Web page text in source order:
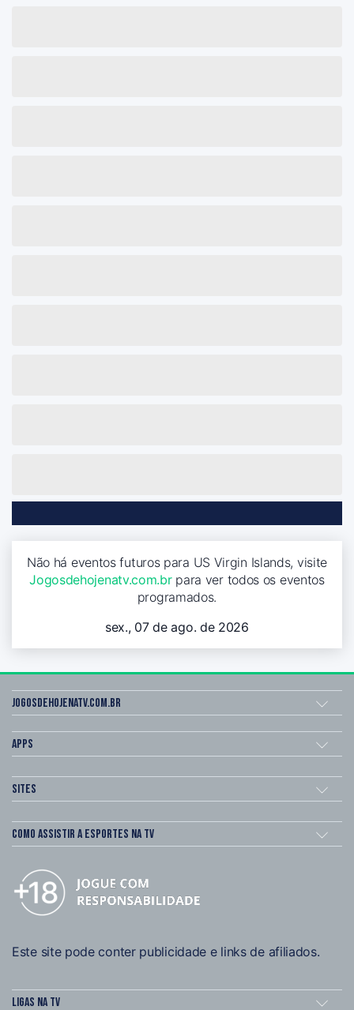
Não há eventos futuros para US Virgin Islands, visite
Jogosdehojenatv.com.brpara ver todos os eventos
programados.
sex., 07 de ago. de 2026
Jogosdehojenatv.com.br
Apps
Sites
Como assistir a esportes na TV
Este site pode conter publicidade e links de afiliados.
Ligas na TV